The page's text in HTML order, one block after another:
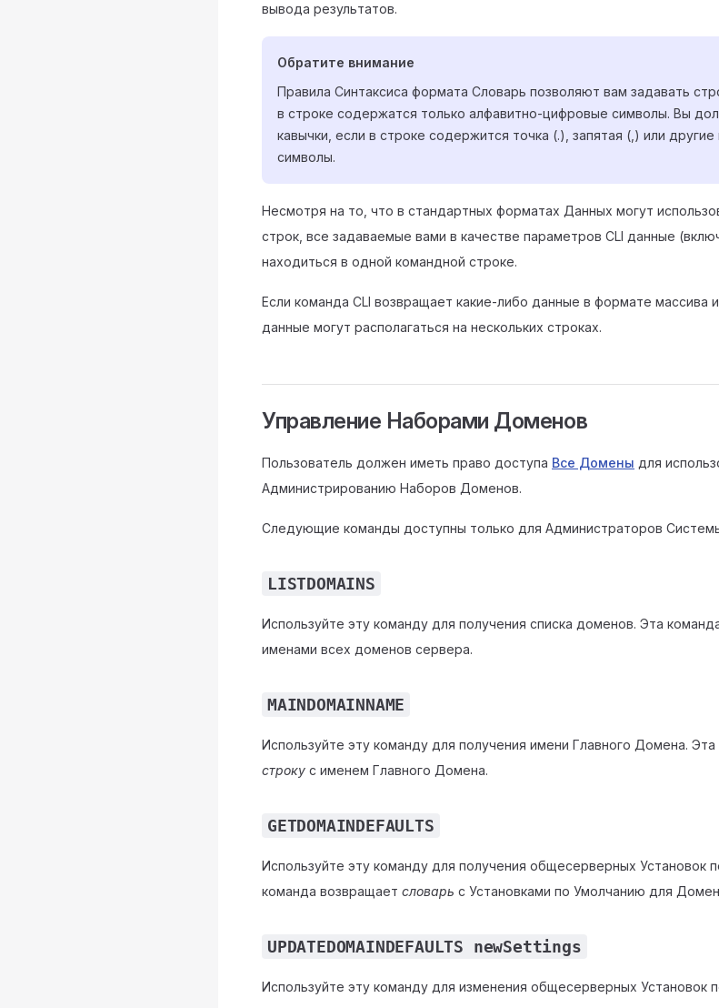
вывода результатов.
Обратите внимание
Правила Синтаксиса формата Словарь позволяют вам задавать
в строке содержатся только алфавитно-цифровые символы. Вы
кавычки, если в строке содержится точка (.), запятая (,) или
символы.
Несмотря на то, что в стандартных форматах Данных могут
строк, все задаваемые вами в качестве параметров CLI данные
находиться в одной командной строке.
Если команда CLI возвращает какие-либо данные в формате массива
данные могут располагаться на нескольких строках.
Управление Наборами Доменов
Пользователь должен иметь право доступа Все Домены для
Администрированию Наборов Доменов.
Следующие команды доступны только для Администраторов
LISTDOMAINS
Используйте эту команду для получения списка доменов. Эта
именами всех доменов сервера.
MAINDOMAINNAME
Используйте эту команду для получения имени Главного Домена.
строку с именем Главного Домена.
GETDOMAINDEFAULTS
Используйте эту команду для получения общесерверных Установок
команда возвращает словарь с Установками по Умолчанию для
UPDATEDOMAINDEFAULTS newSettings
Используйте эту команду для изменения общесерверных Установок